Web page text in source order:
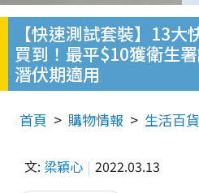
【快速測試套裝】13
買到！最平$10獲衛生
潛伏期適用
首頁 購物情報 生活百貨
文: 梁穎心 2022.03.13